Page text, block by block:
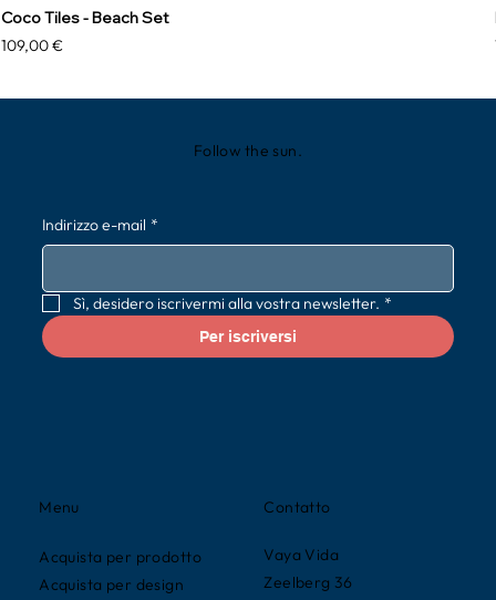
Coco Tiles - Beach Set
Prezzo
109,00 €
Contatto
Vaya Vida
Zeelberg 36
Menu
Acquista per prodotto
Acquista per design
Follow the sun.
Indirizzo e-mail *
Sì, desidero iscrivermi alla vostra newsletter. *
Per iscriversi